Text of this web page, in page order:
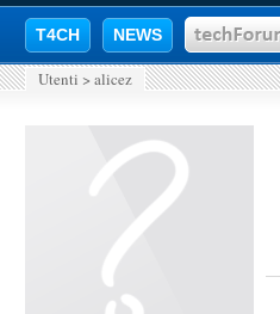
T4CH NEWS
Utenti > alicez